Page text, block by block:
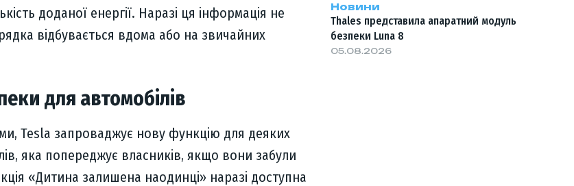
доданої енергії. Наразі ця інформація не
відбувається вдома або на звичайних
для автомобілів
Tesla запроваджує нову функцію для деяких
яка попереджує власників, якщо вони забули
«Дитина залишена наодинці» наразі доступна
Новини
Thales представила апаратний модуль
безпеки Luna 8
05.08.2026